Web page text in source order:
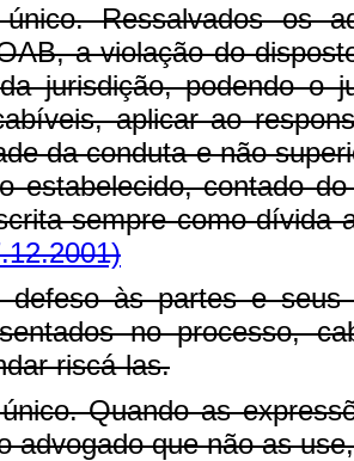
único. Ressalvados os
a violação do
jurisdição, podendo o
aplicar ao
da conduta e não
estabelecido, contado
sempre como dívida
às partes e seus
no processo,
riscá-las.
Quando as
advogado que não as